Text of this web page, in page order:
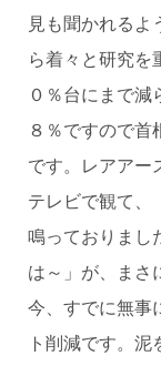
見も聞かれるよ
ら着々と研究を
０％台にまで減
８％ですので首
です。レアアー
テレビで観て、
鳴っておりまし
は～」が、まさ
今、すでに無事
ト削減です。